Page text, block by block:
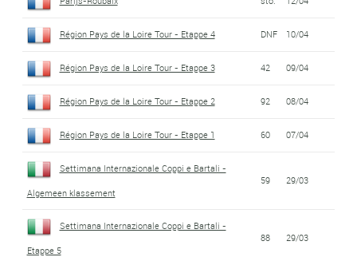
Région Pays de la Loire Tour - Etappe 4 DNF 10/04
Région Pays de la Loire Tour - Etappe 3 42 09/04
Région Pays de la Loire Tour - Etappe 2 92 08/04
Région Pays de la Loire Tour - Etappe 1 60 07/04
Settimana Internazionale Coppi e Bartali -
Algemeen klassement
59 29/03
Settimana Internazionale Coppi e Bartali -
Etappe 5
88 29/03